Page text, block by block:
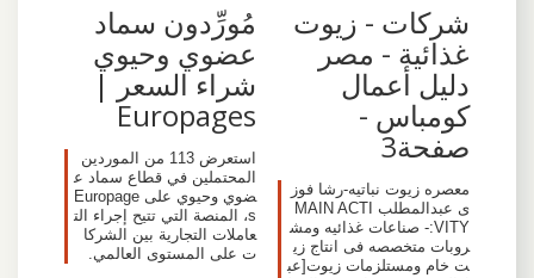
شركات - زيوت
غذائية - مصر
دليل أعمال
كومباس -
صفحة3
معصره زيوت نباتيه-رشا فوز
ى عبدالمطلب MAIN ACTI
VITY:- صناعات غذائيه ومش
روبات متخصصه فى انتاج زي
ت خام ومستلزمات زيوت[عب
مُورِّدون سماد
عضوي وحيوي
شراء السعر |
Europages
استعرض 113 من الموردين
المحتملين في قطاع سماد ع
ضوي وحيوي على Europage
s، المنصة التي تتيح إجراء الت
عاملات التجارية بين الشركا
ت على المستوى العالمي.